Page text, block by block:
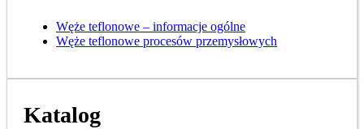
Węże teflonowe – informacje ogólne
Węże teflonowe procesów przemysłowych
Katalog